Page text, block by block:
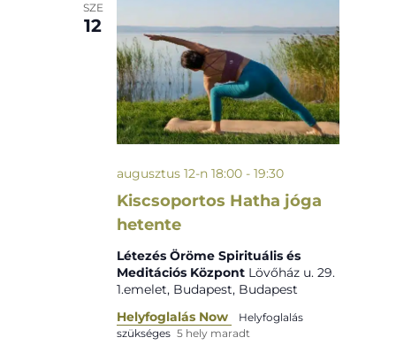
SZE
12
Kiscsoportos Hatha jóga
hetente
augusztus 12-n 18:00 -19:30
Létezés Öröme Spirituális és
Meditációs Központ Lövőház u. 29.
1.emelet, Budapest, Budapest
Helyfoglalás Now
Helyfoglalás
szükséges 5 hely maradt